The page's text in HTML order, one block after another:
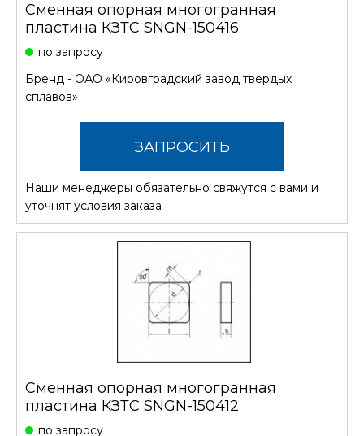
Сменная опорная многогранная
пластина КЗТС SNGN-150416
по запросу
Бренд - ОАО «Кировградский завод твердых
сплавов»
ЗАПРОСИТЬ
СТОИМОСТЬ
Наши менеджеры обязательно свяжутся с вами и
уточнят условия заказа
Сменная опорная многогранная
пластина КЗТС SNGN-150412
по запросу